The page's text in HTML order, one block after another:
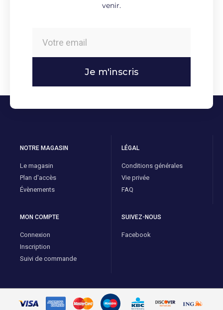
venir.
Je m'inscris
NOTRE MAGASIN
Le magasin
Plan d'accès
Évènements
LÉGAL
Conditions générales
Vie privée
FAQ
MON COMPTE
Connexion
Inscription
Suivi de commande
SUIVEZ-NOUS
Facebook